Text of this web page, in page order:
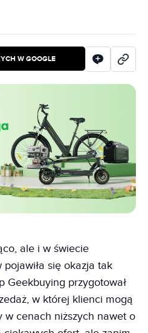
W GOOGLE
ale i w świecie
się okazja tak
Geekbuying przygotował
w której klienci mogą
w cenach niższych nawet o